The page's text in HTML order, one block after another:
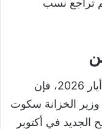
تراجع نسب
ورغم أن ولاية باول تستمر حتى مايو/أيار 2026، فإن
الخزانة سكوت
الجديد في أكتوبر